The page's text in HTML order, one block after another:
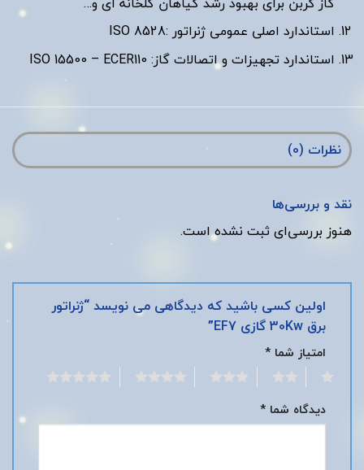
استاندارد اصلی عمومی ژنراتور :ISO 8528
استاندارد تجهیزات و اتصالات گاز: ISO 15500 – ECER110
نظرات (0)
نقد و بررسی‌ها
هنوز بررسی‌ای ثبت نشده است.
اولین کسی باشید که دیدگاهی می نویسد “ژنراتور
برق 30Kw گازی EF7”
امتیاز شما *
دیدگاه شما *